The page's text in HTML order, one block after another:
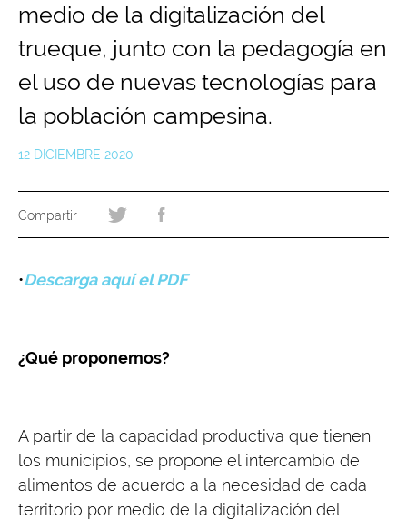
medio de la digitalización del
trueque, junto con la pedagogía en
el uso de nuevas tecnologías para
la población campesina.
12 DICIEMBRE 2020
•Descarga aquí el PDF
¿Qué proponemos?
A partir de la capacidad productiva que tienen
los municipios, se propone el intercambio de
alimentos de acuerdo a la necesidad de cada
territorio por medio de la digitalización del